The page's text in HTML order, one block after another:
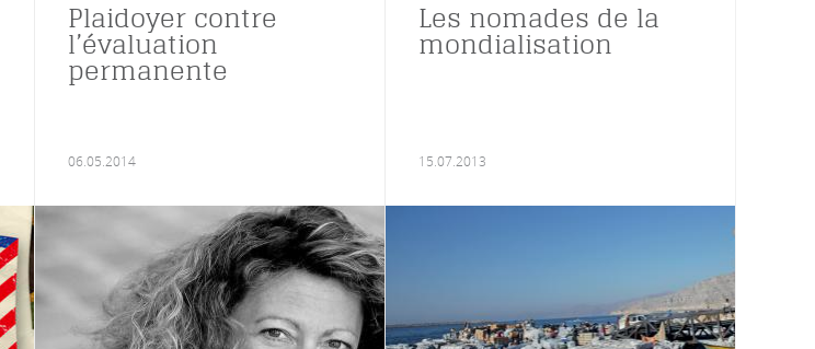
Plaidoyer contre
l’évaluation
permanente
06.05.2014
Les nomades de la
mondialisation
15.07.2013